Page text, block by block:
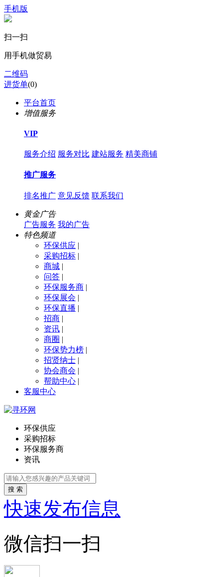
手机版
扫一扫
用手机做贸易
二维码
进货单(0)
平台首页
增值服务
VIP
服务介绍 服务对比 建站服务 精美商铺
推广服务
排名推广 意见反馈 联系我们
黄金广告
广告服务 我的广告
特色频道
环保供应 |
采购招标 |
商城 |
问答 |
环保服务商 |
环保展会 |
环保直播 |
招商 |
资讯 |
商圈 |
环保势力榜 |
招贤纳士 |
协会商会 |
帮助中心 |
客服中心
环保供应
采购招标
环保服务商
资讯
搜 索
快速发布信息
微信扫一扫